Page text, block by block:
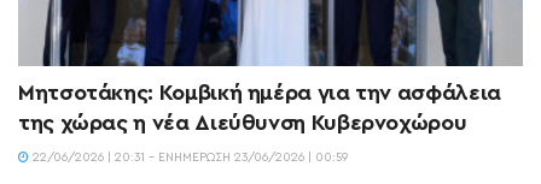
Μητσοτάκης: Κομβική ημέρα για την ασφάλεια
της χώρας η νέα Διεύθυνση Κυβερνοχώρου
22/06/2026 | 20:31 - ΕΝΗΜΈΡΩΣΗ 23/06/2026 | 00:59